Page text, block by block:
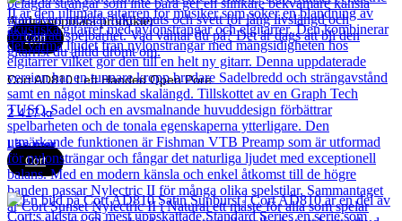
Andra populära produkter
Cort
Cort AD810 Left Handed Open Pore
2 417kr
Läs mer
Cort